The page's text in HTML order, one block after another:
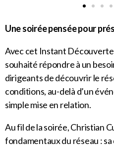
Une soirée pensée pour
Avec cet Instant
souhaité répondre à un
dirigeants de découvrir le
conditions, au-delà d’un
simple mise en relation.
Au fil de la soirée, Christian
fondamentaux du réseau : sa